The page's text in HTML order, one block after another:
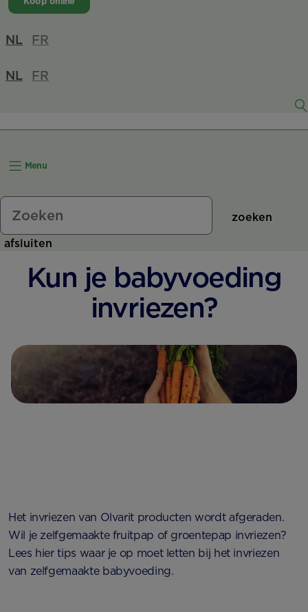
NL FR
NL FR
Menu
zoeken
afsluiten
Kun je babyvoeding
invriezen?
Het invriezen van Olvarit producten wordt afgeraden.
Wil je zelfgemaakte fruitpap of groentepap invriezen?
Lees hier tips waar je op moet letten bij het invriezen
van zelfgemaakte babyvoeding.